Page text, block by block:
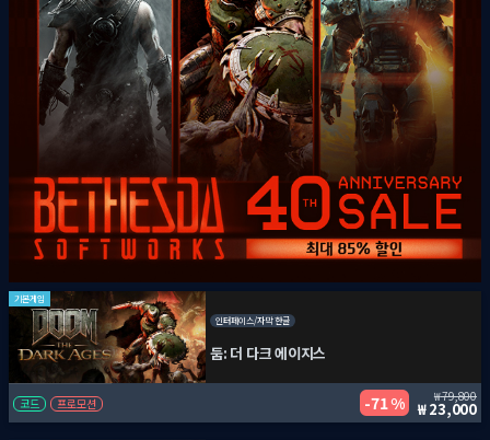
기본게임
인터페이스/자막 한글
둠: 더 다크 에이지스
코드 프로모션 71 % 79,800
23,000